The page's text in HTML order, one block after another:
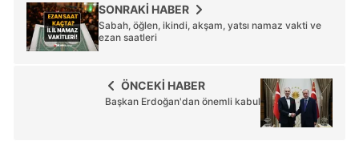
SONRAKİ HABER
Sabah, öğlen, ikindi, akşam, yatsı namaz vakti ve
ezan saatleri
ÖNCEKİ HABER
Başkan Erdoğan'dan önemli kabul